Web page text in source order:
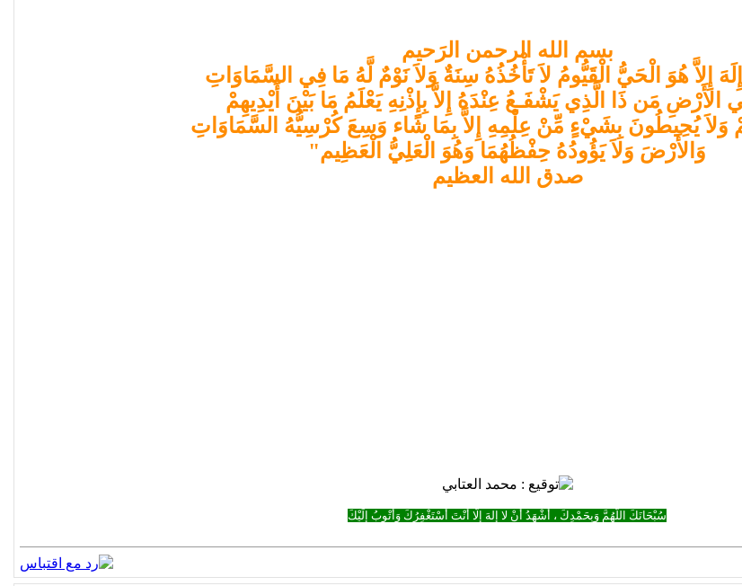
بسم الله الرحمن الرَحيم
إِلَهَ إِلاَّ هُوَ الْحَيُّ الْقَيُّومُ لاَ تَأْخُذُهُ سِنَةٌ وَلاَ نَوْمٌ لَّهُ مَا فِي السَّمَاوَاتِ
الأَرْضِ مَن ذَا الَّذِي يَشْفَـعُ عِنْدَهُ إِلاَّ بِإِذْنِهِ يَعْلَمُ مَا بَيْنَ أَيْدِيهِمْ
وَلاَ يُحِيطُونَ بِشَيْءٍ مِّنْ عِلْمِهِ إِلاَّ بِمَا شَاء وَسِعَ كُرْسِيُّهُ السَّمَاوَاتِ
وَالأَرْضَ وَلاَ يَؤُودُهُ حِفْظُهُمَا وَهُوَ الْعَلِيُّ الْعَظِيم"
صدق الله العظيم
سُبْحَانَكَ اللَّهُمَّ وَبِحَمْدِكَ ، أَشْهَدُ أَنْ لا إِلهَ إِلَّا أَنْتَ أَسْتَغْفِرُكَ وَأَتْوبُ إِلَيْكَ